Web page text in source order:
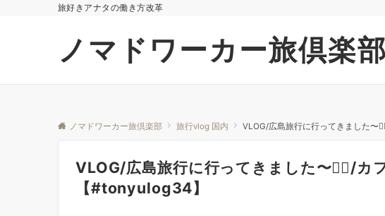
旅好きアナタの働き方改革
ノマドワーカー旅倶楽部
ノマドワーカー旅倶楽部 旅行vlog 国内 VLOG/広島旅行に行ってきました〜
VLOG/広島旅行に行ってきました〜✌🏻/カ
【#tonyulog34】